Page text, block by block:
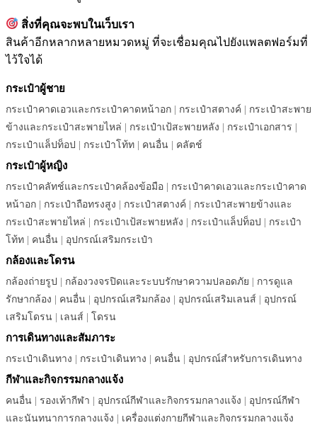
สิ่งที่คุณจะพบในเว็บเรา
สินค้าอีกหลากหลายหมวดหมู่ ที่จะเชื่อมคุณไปยังแพลตฟอร์มที่
ไว้ใจได้
กระเป๋าผู้ชาย
กระเป๋าคาดเอวและกระเป๋าคาดหน้าอก | กระเป๋าสตางค์ | กระเป๋าสะพาย
ข้างและกระเป๋าสะพายไหล่ | กระเป๋าเป้สะพายหลัง | กระเป๋าเอกสาร |
กระเป๋าแล็ปท็อป | กระเป๋าโท้ท | คนอื่น | คลัตช์
กระเป๋าผู้หญิง
กระเป๋าคลัทช์และกระเป๋าคล้องข้อมือ | กระเป๋าคาดเอวและกระเป๋าคาด
หน้าอก | กระเป๋าถือทรงสูง | กระเป๋าสตางค์ | กระเป๋าสะพายข้างและ
กระเป๋าสะพายไหล่ | กระเป๋าเป้สะพายหลัง | กระเป๋าแล็ปท็อป | กระเป๋า
โท้ท | คนอื่น | อุปกรณ์เสริมกระเป๋า
กล้องและโดรน
กล้องถ่ายรูป | กล้องวงจรปิดและระบบรักษาความปลอดภัย | การดูแล
รักษากล้อง | คนอื่น | อุปกรณ์เสริมกล้อง | อุปกรณ์เสริมเลนส์ | อุปกรณ์
เสริมโดรน | เลนส์ | โดรน
การเดินทางและสัมภาระ
กระเป๋าเดินทาง | กระเป๋าเดินทาง | คนอื่น | อุปกรณ์สำหรับการเดินทาง
กีฬาและกิจกรรมกลางแจ้ง
คนอื่น | รองเท้ากีฬา | อุปกรณ์กีฬาและกิจกรรมกลางแจ้ง | อุปกรณ์กีฬา
และนันทนาการกลางแจ้ง | เครื่องแต่งกายกีฬาและกิจกรรมกลางแจ้ง